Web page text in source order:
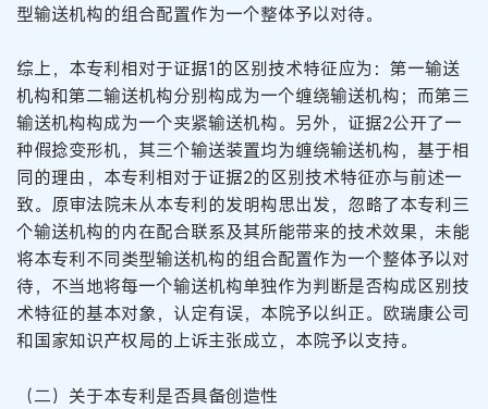
型输送机构的组合配置作为一个整体予以对待。
综上，本专利相对于证据1的区别技术特征应为：第一输送
机构和第二输送机构分别构成为一个缠绕输送机构；而第三
输送机构构成为一个夹紧输送机构。另外，证据2公开了一
种假捻变形机，其三个输送装置均为缠绕输送机构，基于相
同的理由，本专利相对于证据2的区别技术特征亦与前述一
致。原审法院未从本专利的发明构思出发，忽略了本专利三
个输送机构的内在配合联系及其所能带来的技术效果，未能
将本专利不同类型输送机构的组合配置作为一个整体予以对
待，不当地将每一个输送机构单独作为判断是否构成区别技
术特征的基本对象，认定有误，本院予以纠正。欧瑞康公司
和国家知识产权局的上诉主张成立，本院予以支持。
（二）关于本专利是否具备创造性